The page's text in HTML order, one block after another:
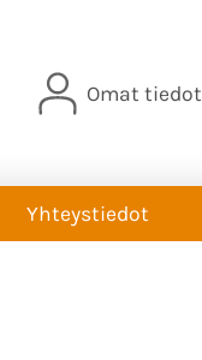
Omat tiedot
Yhteystiedot